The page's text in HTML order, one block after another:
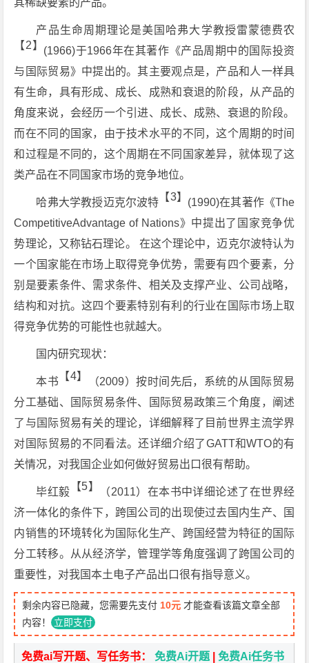
其稀缺要素的产品。
产品生命周期理论是美国哈弗大学教授雷蒙德费农
【2】 (1966)于1966年在其著作《产品周期中的国际投资
与国际贸易》中提出的。其主要观点是，产品和人一样具
有生命，具有形成、成长、成熟和衰退的阶段，从产品的
角度来说，会经历一个引进、成长、成熟、衰退的阶段。
而在不同的国家，由于技术水平的不同，这个周期的时间
和过程是不同的，这个周期在不同国家差异，就体现了这
类产品在不同国家市场的竞争地位。
哈弗大学教授迈克尔波特 【3】 (1990)在其著作《The
CompetitiveAdvantage of Nations》中提出了国家竞争优
势理论，又称钻石理论。 在这个理论中，迈克尔波特认为
一个国家能在市场上取得竞争优势，需要有四个要素，分
别是要素条件、需求条件、相关及支撑产业、公司战略，
结构和对抗。这四个要素特别有利的行业在国际市场上取
得竞争优势的可能性也就越大。
国内研究现状：
本书 【4】
（2009）按时间先后，系统的从国际贸易
分工基础、国际贸易条件、国际贸易政策三个角度，阐述
了与国际贸易有关的理论，详细解释了目前世界主流学界
对国际贸易的不同看法。还详细介绍了GATT和WTO的有
关情况，对我国企业如何做好贸易出口很有帮助。
毕红毅 【5】
（2011）在本书中详细论述了在世界经
济一体化的条件下，跨国公司的出现使过去国内生产、国
内销售的环境转化为国际化生产、跨国经营为特征的国际
分工转移。从从经济学，管理学等角度强调了跨国公司的
重要性，对我国本土电子产品出口很有指导意义。
剩余内容已隐藏，您需要先支付 10元 才能查看该篇文章全部
内容！ 立即支付
免费ai写开题、写任务书：免费Ai开题 |免费Ai任务书